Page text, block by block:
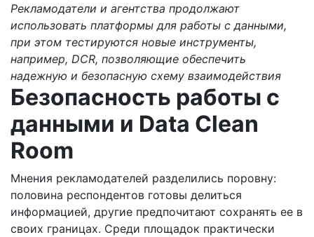
Рекламодатели и агентства продолжают
использовать платформы для работы с данными,
при этом тестируются новые инструменты,
например, DCR, позволяющие обеспечить
надежную и безопасную схему взаимодействия
Безопасность работы с
данными и Data Clean
Room
Мнения рекламодателей разделились поровну:
половина респондентов готовы делиться
информацией, другие предпочитают сохранять ее в
своих границах. Среди площадок практически